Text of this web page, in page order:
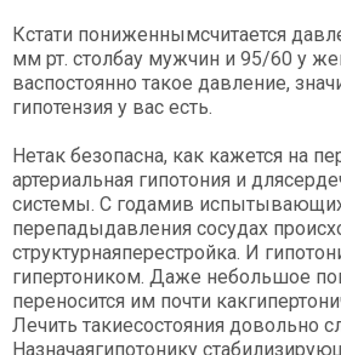
Кстати пониженнымсчитается
мм рт. столбау мужчин и 95/60 у
васпостоянно такое давление,
гипотензия у вас есть.
Нетак безопасна, как кажется на
артериальная гипотония и
системы. С годамив
перепадыдавления сосудах
структурнаяперестройка. И
гипертоником. Даже небольшое
переносится им почти
Лечить такиесостояния довольно
Назначаягипотонику